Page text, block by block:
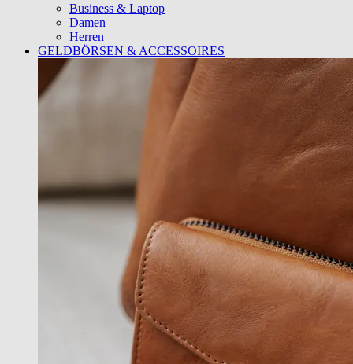
Business & Laptop
Damen
Herren
GELDBÖRSEN & ACCESSOIRES